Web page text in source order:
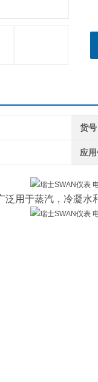
货号
应
泛用于蒸汽，冷凝水